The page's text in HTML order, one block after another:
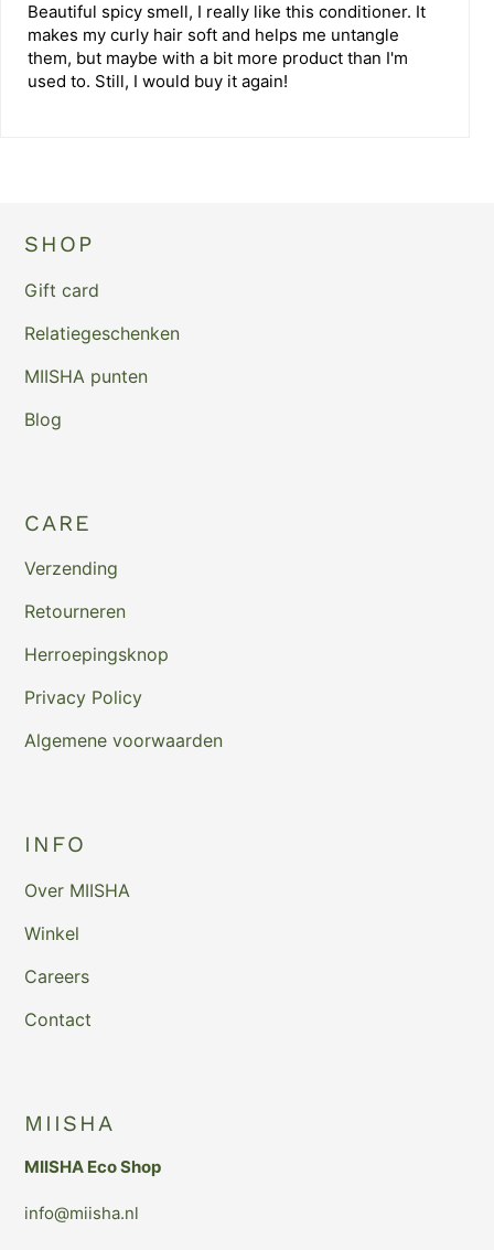
Beautiful spicy smell, I really like this conditioner. It
makes my curly hair soft and helps me untangle
them, but maybe with a bit more product than I'm
used to. Still, I would buy it again!
SHOP
Gift card
Relatiegeschenken
MIISHA punten
Blog
CARE
Verzending
Retourneren
Herroepingsknop
Privacy Policy
Algemene voorwaarden
INFO
Over MIISHA
Winkel
Careers
Contact
MIISHA
MIISHA Eco Shop
info@miisha.nl